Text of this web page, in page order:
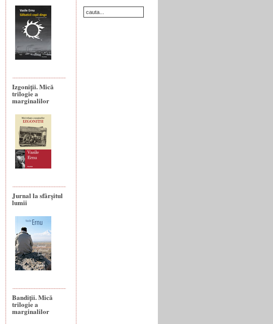
Izgoniții. Mică
trilogie a
marginalilor
Jurnal la sfârșitul
lumii
Bandiţii. Mică
trilogie a
marginalilor